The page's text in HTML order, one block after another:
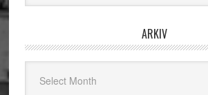
ARKIV